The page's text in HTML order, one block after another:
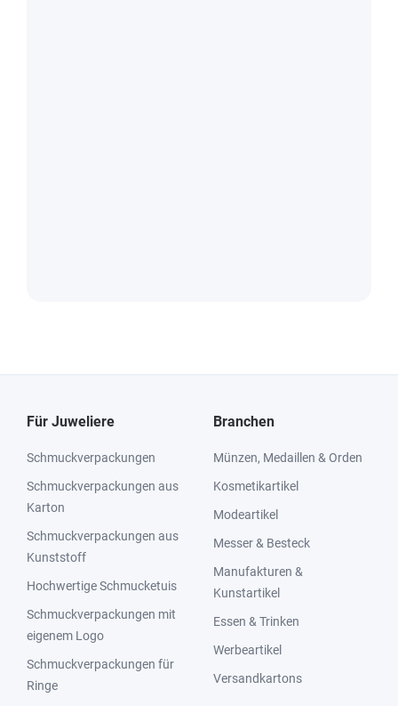
Für Juweliere
Schmuckverpackungen
Schmuckverpackungen aus
Karton
Schmuckverpackungen aus
Kunststoff
Hochwertige Schmucketuis
Schmuckverpackungen mit
eigenem Logo
Schmuckverpackungen für
Ringe
Branchen
Münzen, Medaillen & Orden
Kosmetikartikel
Modeartikel
Messer & Besteck
Manufakturen &
Kunstartikel
Essen & Trinken
Werbeartikel
Versandkartons